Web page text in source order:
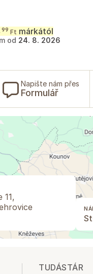
99 Ft márkától
od 24. 8. 2026
Napište nám přes
Formulář
11,
TUDÁSTÁR